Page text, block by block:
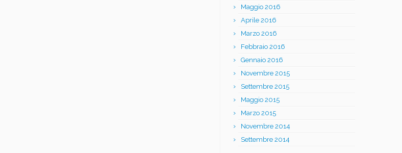
Maggio 2016
Aprile 2016
Marzo 2016
Febbraio 2016
Gennaio 2016
Novembre 2015
Settembre 2015
Maggio 2015
Marzo 2015
Novembre 2014
Settembre 2014